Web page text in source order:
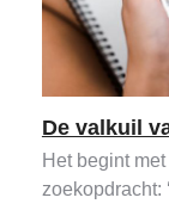
De valkuil
Het begint
zoekopdracht: